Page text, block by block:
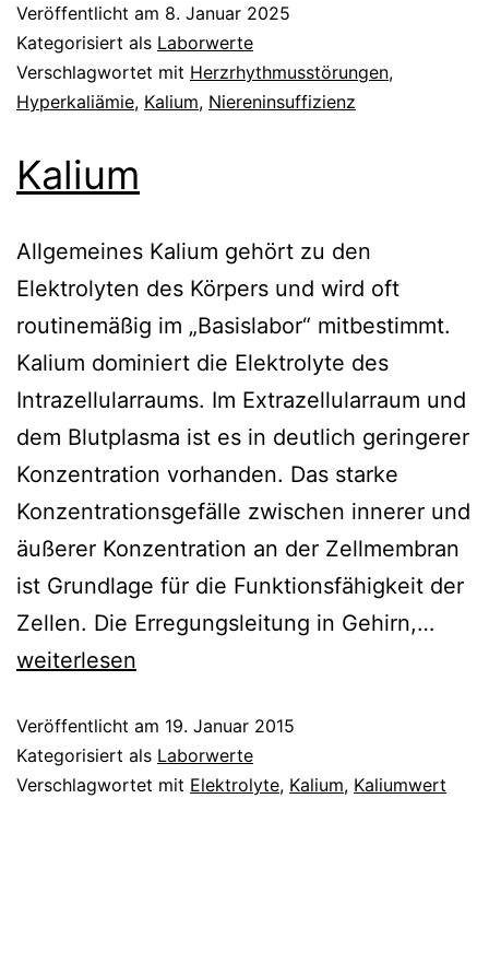
Veröffentlicht am 8. Januar 2025
Kategorisiert als Laborwerte
Verschlagwortet mit Herzrhythmusstörungen,
Hyperkaliämie, Kalium, Niereninsuffizienz
Kalium
Allgemeines Kalium gehört zu den
Elektrolyten des Körpers und wird oft
routinemäßig im „Basislabor“ mitbestimmt.
Kalium dominiert die Elektrolyte des
Intrazellularraums. Im Extrazellularraum und
dem Blutplasma ist es in deutlich geringerer
Konzentration vorhanden. Das starke
Konzentrationsgefälle zwischen innerer und
äußerer Konzentration an der Zellmembran
ist Grundlage für die Funktionsfähigkeit der
Zellen. Die Erregungsleitung in Gehirn,…
weiterlesen
Veröffentlicht am 19. Januar 2015
Kategorisiert als Laborwerte
Verschlagwortet mit Elektrolyte, Kalium, Kaliumwert